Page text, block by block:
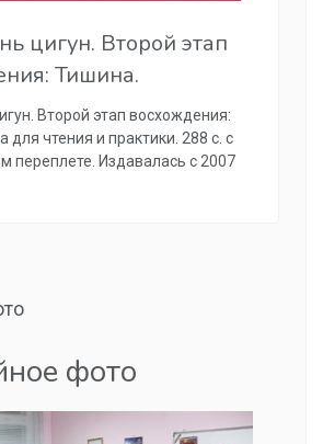
цигун. Второй этап
Тишина.
Второй этап восхождения:
для чтения и практики. 288 с. с
переплете. Издавалась с 2007
фото